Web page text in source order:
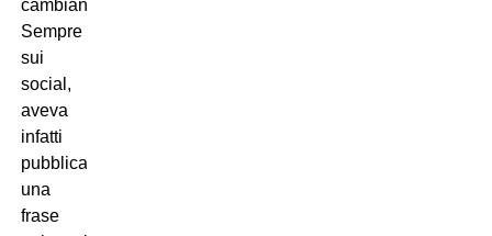
cambiando.
Sempre
sui
social,
aveva
infatti
pubblicato
una
frase